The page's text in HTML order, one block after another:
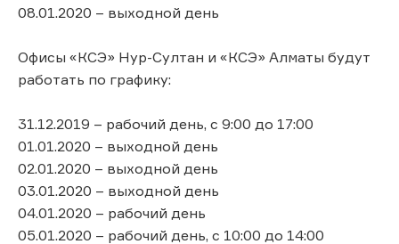
08.01.2020 – выходной день
Офисы «КСЭ» Нур-Султан и «КСЭ» Алматы будут
работать по графику:
31.12.2019 – рабочий день, с 9:00 до 17:00
01.01.2020 – выходной день
02.01.2020 – выходной день
03.01.2020 – выходной день
04.01.2020 – рабочий день
05.01.2020 – рабочий день, с 10:00 до 14:00